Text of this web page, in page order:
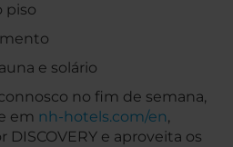
piso
e solário
no fim de semana,
em nh-hotels.com/en,
e aproveita os